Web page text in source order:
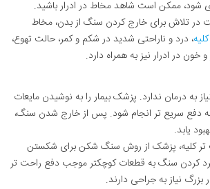
شود، ممکن است شاهد مخاط در ادرار باشید.
در تلاش برای خارج کردن سنگ از بدن، مخاط
، درد و ناراحتی شدید در شکم و کمر، حالت تهوع،
و خون در ادرار نیز به همراه دارد.
به درمان ندارد. پزشک بیمار را به نوشیدن مایعات
دفع سریع تر انجام شود. پس از خارج شدن سنگ،
یابد.
کلیه، پزشک از روش سنگ شکن برای شکستن
کردن سنگ به قطعات کوچکتر موجب دفع راحت تر
نیاز به جراحی دارند.